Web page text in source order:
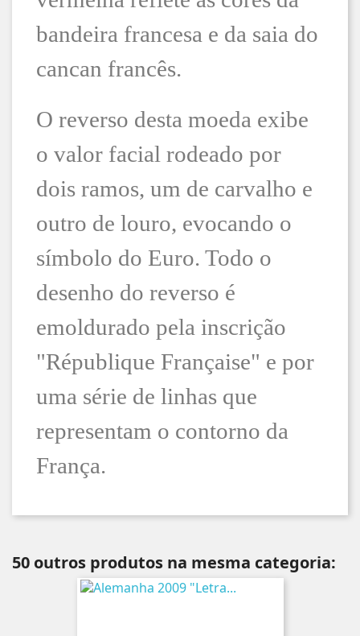
bandeira francesa e da saia do
cancan francês.
O reverso desta moeda exibe
o valor facial rodeado por
dois ramos, um de carvalho e
outro de louro, evocando o
símbolo do Euro. Todo o
desenho do reverso é
emoldurado pela inscrição
"République Française" e por
uma série de linhas que
representam o contorno da
França.
50 outros produtos na mesma categoria: